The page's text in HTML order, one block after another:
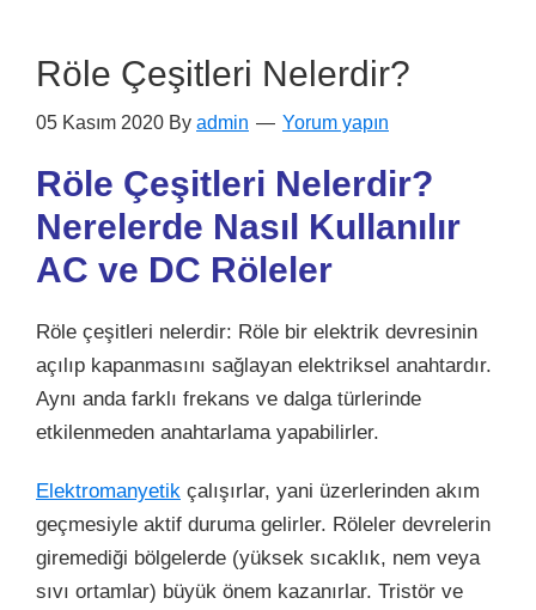
Röle Çeşitleri Nelerdir?
05 Kasım 2020 By admin Yorum yapın
Röle Çeşitleri Nelerdir?
Nerelerde Nasıl Kullanılır
AC ve DC Röleler
Röle çeşitleri nelerdir: Röle bir elektrik devresinin
açılıp kapanmasını sağlayan elektriksel anahtardır.
Aynı anda farklı frekans ve dalga türlerinde
etkilenmeden anahtarlama yapabilirler.
Elektromanyetik çalışırlar, yani üzerlerinden akım
geçmesiyle aktif duruma gelirler. Röleler devrelerin
giremediği bölgelerde (yüksek sıcaklık, nem veya
sıvı ortamlar) büyük önem kazanırlar. Tristör ve